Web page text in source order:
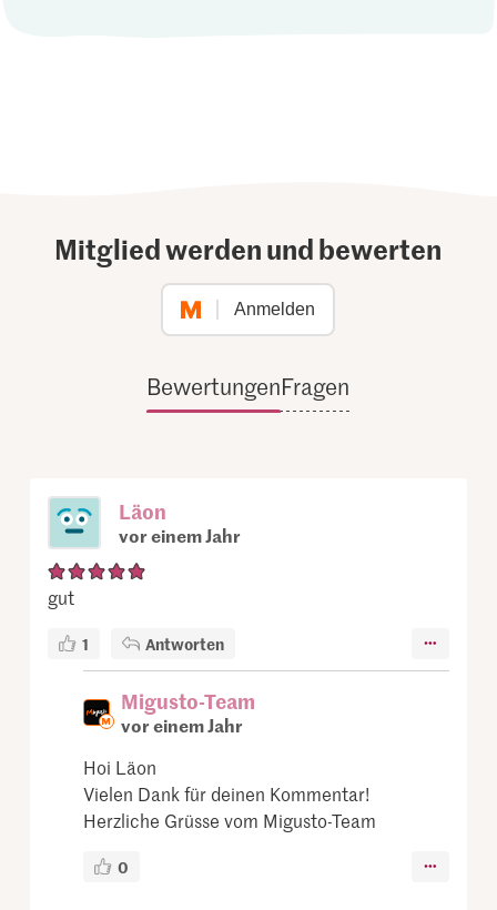
Mitglied werden und bewerten
Anmelden
BewertungenFragen
Läon
vor einem Jahr
gut
1 Antworten
Migusto-Team
vor einem Jahr
Hoi Läon
Vielen Dank für deinen Kommentar!
Herzliche Grüsse vom Migusto-Team
0